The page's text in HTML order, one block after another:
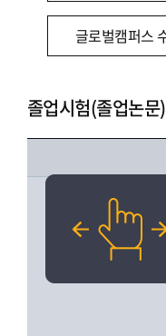
글로벌캠퍼스
졸업시험(졸업논문)